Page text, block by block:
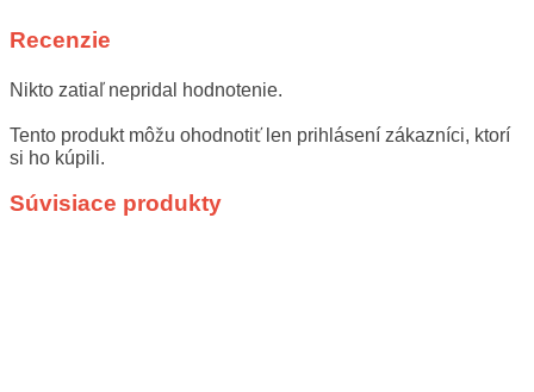
Recenzie
Nikto zatiaľ nepridal hodnotenie.
Tento produkt môžu ohodnotiť len prihlásení zákazníci, ktorí
si ho kúpili.
Súvisiace produkty